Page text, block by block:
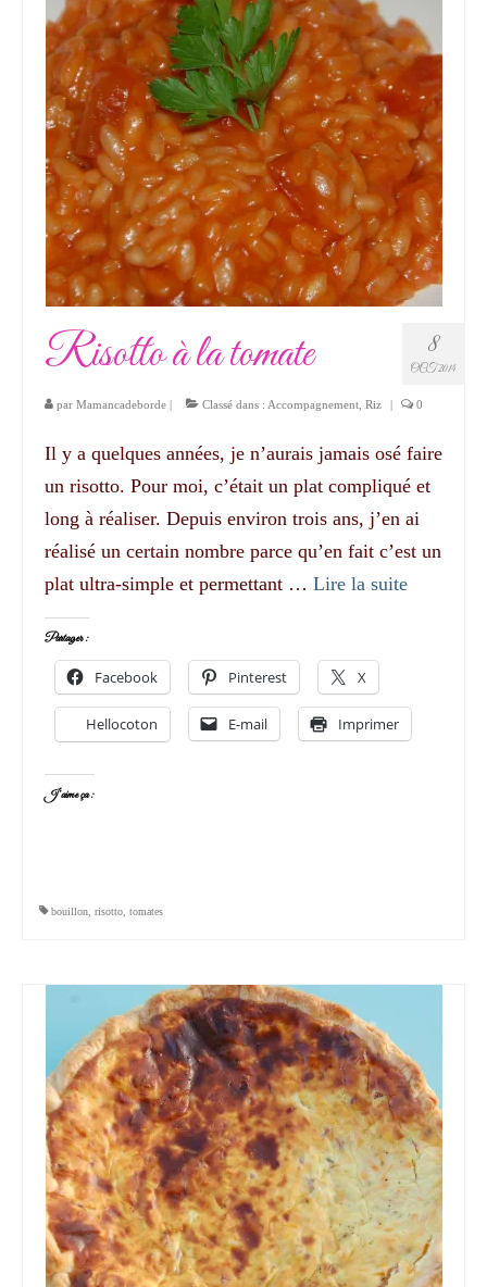
8
OCT 2014
Risotto à la tomate
par Mamancadeborde | Classé dans : Accompagnement Riz | 0
Il y a quelques années, je n’aurais jamais osé faire
un risotto. Pour moi, c’était un plat compliqué et
long à réaliser. Depuis environ trois ans, j’en ai
réalisé un certain nombre parce qu’en fait c’est un
plat ultra-simple et permettant … Lire la suite­­
Partager :
Facebook Pinterest X
Hellocoton E-mail Imprimer
J’aime ça :
bouillon risotto tomates